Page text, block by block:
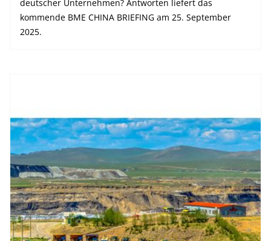
deutscher Unternehmen? Antworten liefert das
kommende BME CHINA BRIEFING am 25. September
2025.